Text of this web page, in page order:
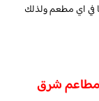
في اي مطعم ولذلك
شرق